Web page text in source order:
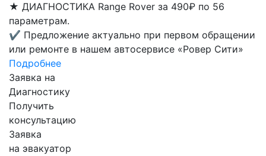
★ ДИАГНОСТИКА Range Rover за 490₽ по 56
параметрам.
✔ Предложение актуально при первом обращении
или ремонте в нашем автосервисе «Ровер Сити»
Подробнее
Заявка на
Диагностику
Получить
консультацию
Заявка
на эвакуатор